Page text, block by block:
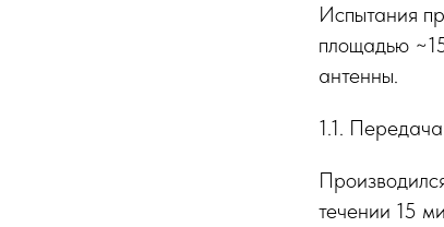
Испытания
площадью
антенны.
1.1.
течении 15